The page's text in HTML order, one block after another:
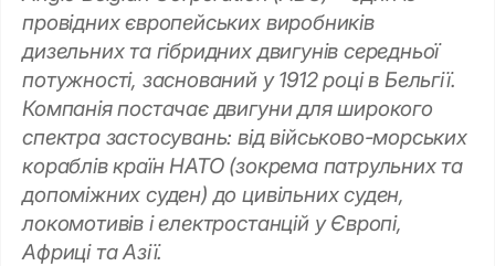
провідних європейських виробників
дизельних та гібридних двигунів середньої
потужності, заснований у 1912 році в Бельгії.
Компанія постачає двигуни для широкого
спектра застосувань: від військово-морських
кораблів країн НАТО (зокрема патрульних та
допоміжних суден) до цивільних суден,
локомотивів і електростанцій у Європі,
Африці та Азії.